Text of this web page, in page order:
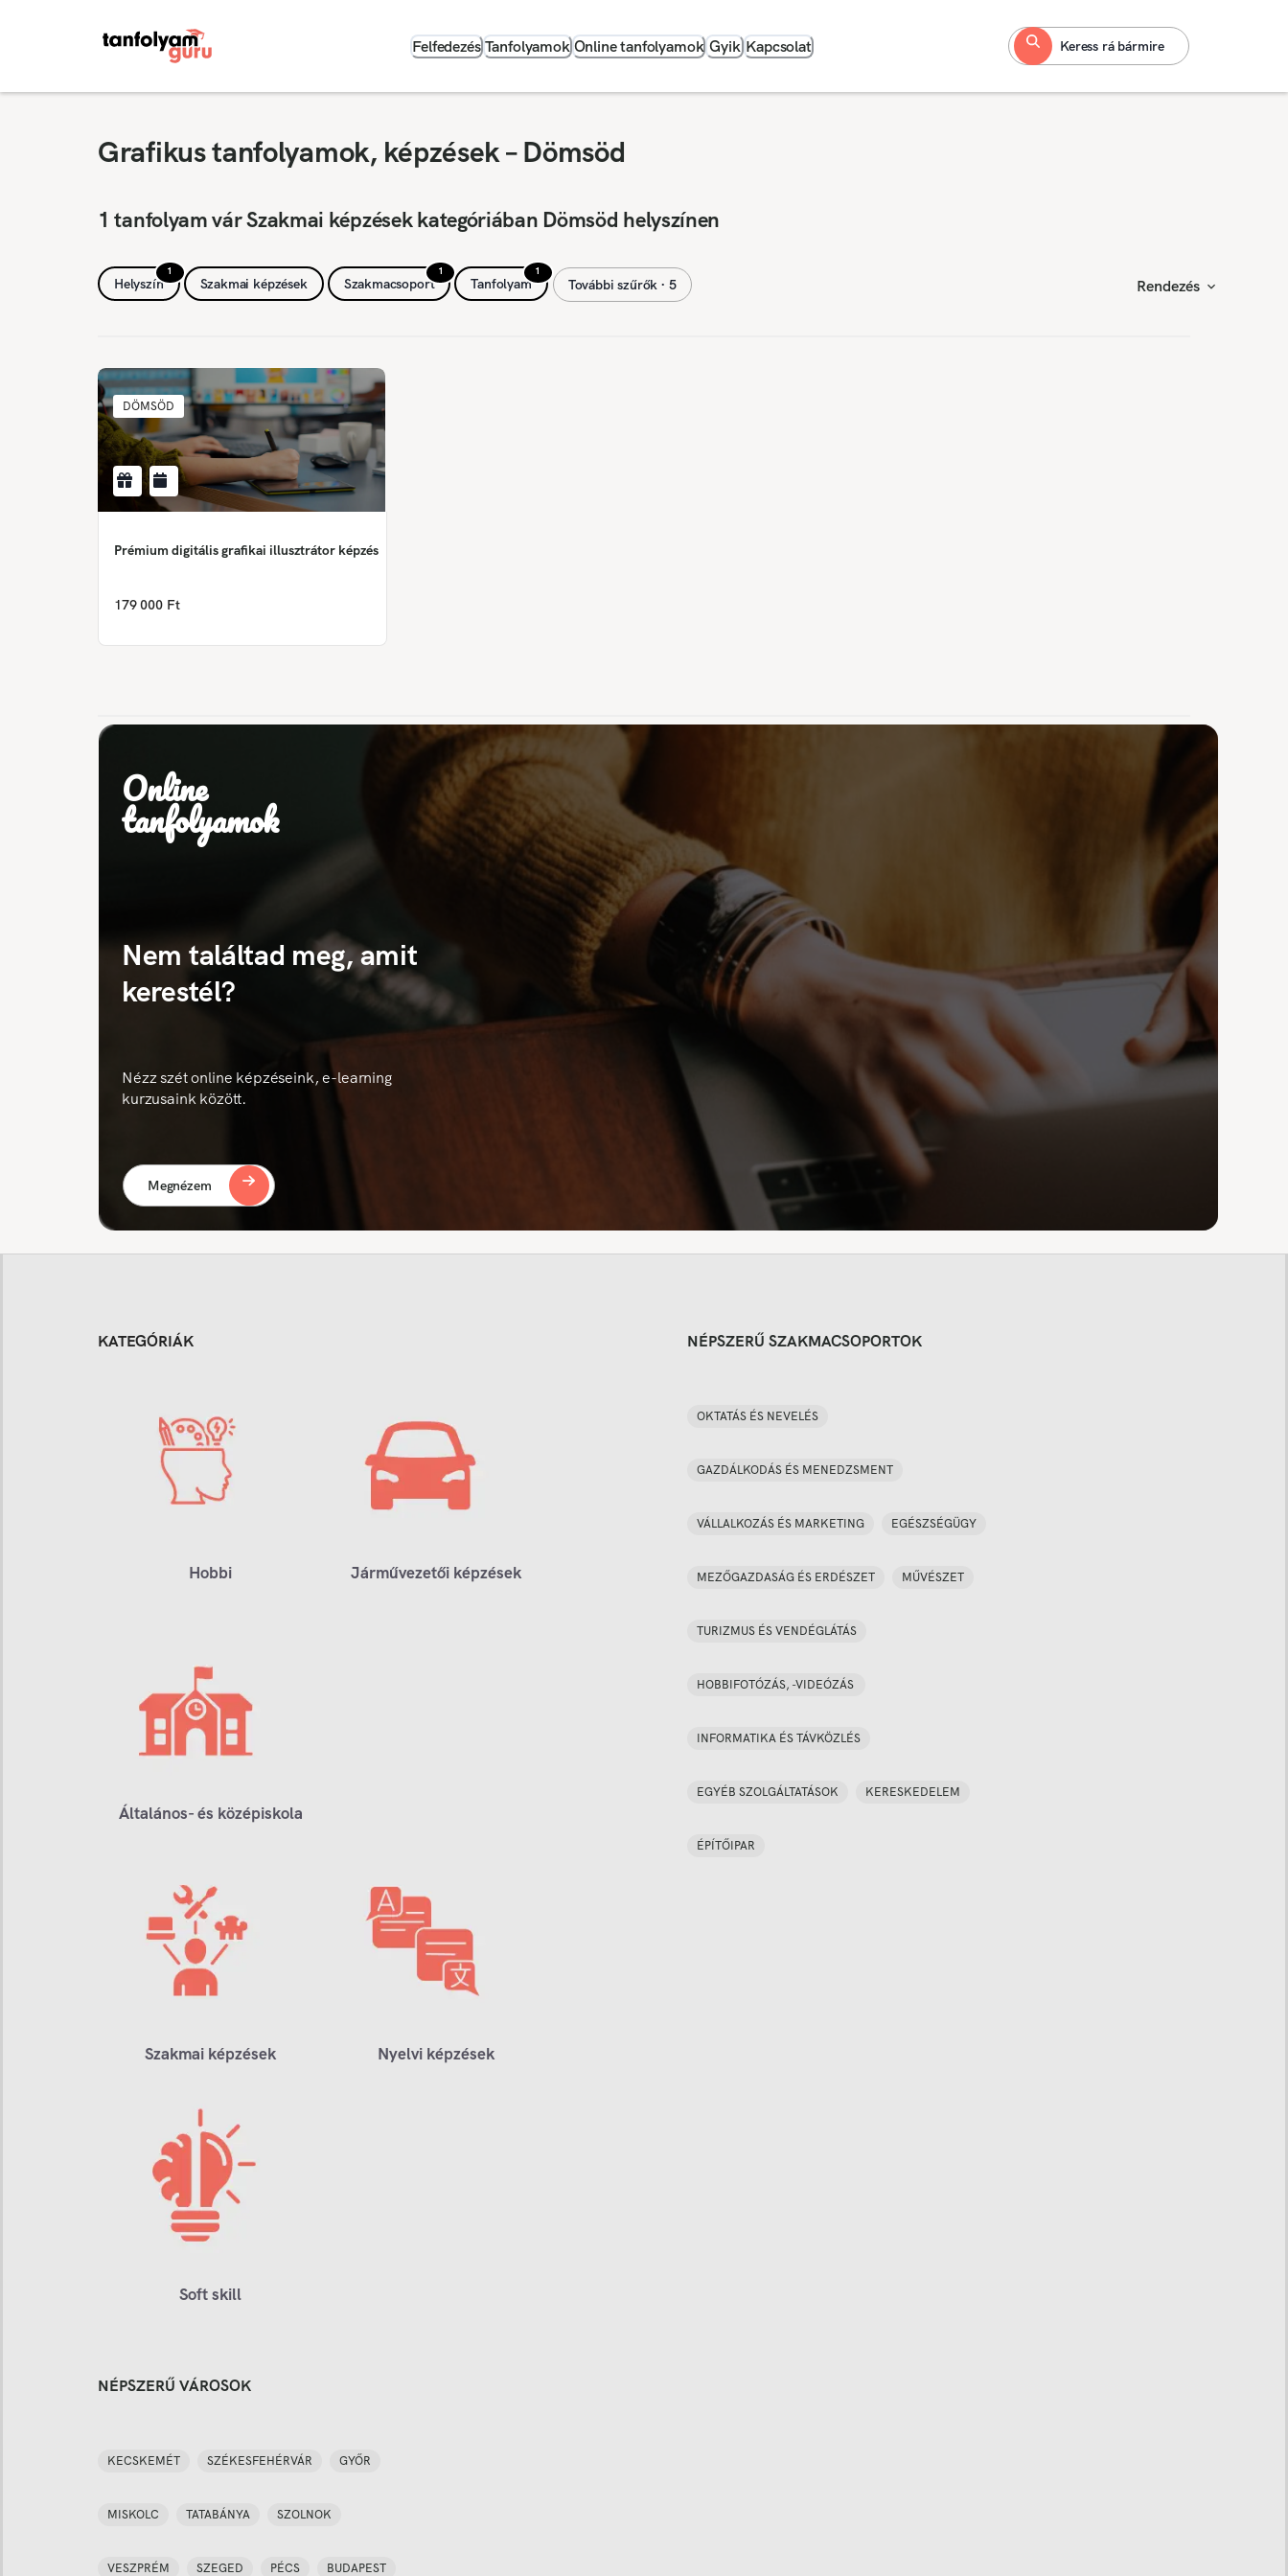
Felfedezés Tanfolyamok Online tanfolyamok Gyik Kapcsolat Keress rá bármire
Grafikus tanfolyamok, képzések – Dömsöd
1 tanfolyam vár Szakmai képzések kategóriában Dömsöd helyszínen
1
Helyszín Szakmai képzések
1
Szakmacsoport
1
Tanfolyam További szűrők ∙ 5 Rendezés
DÖMSÖD
Prémium digitális grafikai illusztrátor képzés
179 000 Ft
Online
tanfolyamok
Nem találtad meg, amit
kerestél?
Nézz szét online képzéseink, e-learning
kurzusaink között.
Megnézem
KATEGÓRIÁK
Hobbi Járművezetői képzések
Általános- és középiskola
Szakmai képzések Nyelvi képzések
Soft skill
NÉPSZERŰ SZAKMACSOPORTOK
OKTATÁS ÉS NEVELÉS
GAZDÁLKODÁS ÉS MENEDZSMENT
VÁLLALKOZÁS ÉS MARKETING EGÉSZSÉGÜGY
MEZŐGAZDASÁG ÉS ERDÉSZET MŰVÉSZET
TURIZMUS ÉS VENDÉGLÁTÁS
HOBBIFOTÓZÁS, -VIDEÓZÁS
INFORMATIKA ÉS TÁVKÖZLÉS
EGYÉB SZOLGÁLTATÁSOK KERESKEDELEM
ÉPÍTŐIPAR
NÉPSZERŰ VÁROSOK
KECSKEMÉT SZÉKESFEHÉRVÁR GYŐR
MISKOLC TATABÁNYA SZOLNOK
VESZPRÉM SZEGED PÉCS BUDAPEST